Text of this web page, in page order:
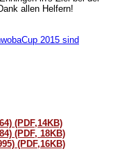
allen Helfern!
2015 sind
(PDF,14KB)
(PDF, 18KB)
(PDF,16KB)